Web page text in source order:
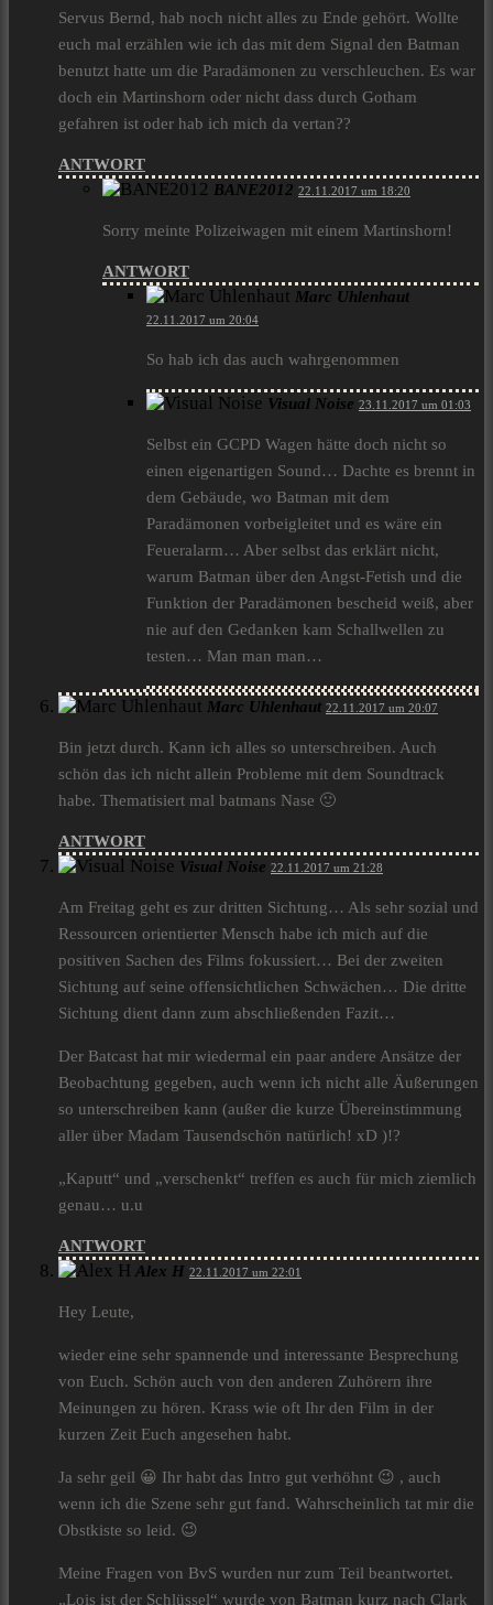
Servus Bernd, hab noch nicht alles zu Ende gehört. Wollte
euch mal erzählen wie ich das mit dem Signal den Batman
benutzt hatte um die Paradämonen zu verschleuchen. Es war
doch ein Martinshorn oder nicht dass durch Gotham
gefahren ist oder hab ich mich da vertan??
ANTWORT
BANE2012 22.11.2017 um 18:20
Sorry meinte Polizeiwagen mit einem Martinshorn!
ANTWORT
Marc Uhlenhaut
22.11.2017 um 20:04
So hab ich das auch wahrgenommen
Visual Noise 23.11.2017 um 01:03
Selbst ein GCPD Wagen hätte doch nicht so
einen eigenartigen Sound… Dachte es brennt in
dem Gebäude, wo Batman mit dem
Paradämonen vorbeigleitet und es wäre ein
Feueralarm… Aber selbst das erklärt nicht,
warum Batman über den Angst-Fetish und die
Funktion der Paradämonen bescheid weiß, aber
nie auf den Gedanken kam Schallwellen zu
testen… Man man man…
Marc Uhlenhaut 22.11.2017 um 20:07
Bin jetzt durch. Kann ich alles so unterschreiben. Auch
schön das ich nicht allein Probleme mit dem Soundtrack
habe. Thematisiert mal batmans Nase 🙂
ANTWORT
Visual Noise 22.11.2017 um 21:28
Am Freitag geht es zur dritten Sichtung… Als sehr sozial und
Ressourcen orientierter Mensch habe ich mich auf die
positiven Sachen des Films fokussiert… Bei der zweiten
Sichtung auf seine offensichtlichen Schwächen… Die dritte
Sichtung dient dann zum abschließenden Fazit…
Der Batcast hat mir wiedermal ein paar andere Ansätze der
Beobachtung gegeben, auch wenn ich nicht alle Äußerungen
so unterschreiben kann (außer die kurze Übereinstimmung
aller über Madam Tausendschön natürlich! xD )!?
„Kaputt“ und „verschenkt“ treffen es auch für mich ziemlich
genau… u.u
ANTWORT
Alex H 22.11.2017 um 22:01
Hey Leute,
wieder eine sehr spannende und interessante Besprechung
von Euch. Schön auch von den anderen Zuhörern ihre
Meinungen zu hören. Krass wie oft Ihr den Film in der
kurzen Zeit Euch angesehen habt.
Ja sehr geil 😀 Ihr habt das Intro gut verhöhnt 😉 , auch
wenn ich die Szene sehr gut fand. Wahrscheinlich tat mir die
Obstkiste so leid. 😉
Meine Fragen von BvS wurden nur zum Teil beantwortet.
„Lois ist der Schlüssel“ wurde von Batman kurz nach Clark